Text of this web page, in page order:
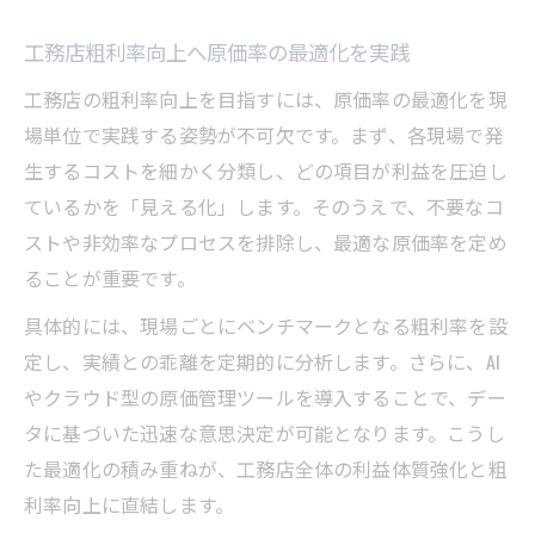
工務店粗利率向上へ原価率の最適化を実践
工務店の粗利率向上を目指すには、原価率の最適化を現
場単位で実践する姿勢が不可欠です。まず、各現場で発
生するコストを細かく分類し、どの項目が利益を圧迫し
ているかを「見える化」します。そのうえで、不要なコ
ストや非効率なプロセスを排除し、最適な原価率を定め
ることが重要です。
具体的には、現場ごとにベンチマークとなる粗利率を設
定し、実績との乖離を定期的に分析します。さらに、AI
やクラウド型の原価管理ツールを導入することで、デー
タに基づいた迅速な意思決定が可能となります。こうし
た最適化の積み重ねが、工務店全体の利益体質強化と粗
利率向上に直結します。